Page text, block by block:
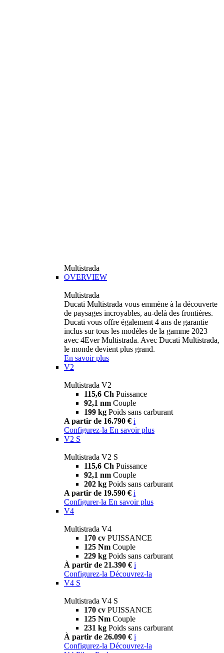
Multistrada
OVERVIEW
Multistrada
Ducati Multistrada vous emmène à la découverte
de paysages incroyables, au-delà des frontières.
Ducati vous offre également 4 ans de garantie
inclus sur tous les modèles de la gamme 2023
avec 4Ever Multistrada. Avec Ducati Multistrada,
le monde devient plus grand.
En savoir plus
V2
Multistrada V2
115,6 Ch Puissance
92,1 nm Couple
199 kg Poids sans carburant
A partir de 16.790 € i
Configurez-la En savoir plus
V2 S
Multistrada V2 S
115,6 Ch Puissance
92,1 nm Couple
202 kg Poids sans carburant
A partir de 19.590 € i
Configurer-la En savoir plus
V4
Multistrada V4
170 cv PUISSANCE
125 Nm Couple
229 kg Poids sans carburant
À partir de 21.390 € i
Configurez-la Découvrez-la
V4 S
Multistrada V4 S
170 cv PUISSANCE
125 Nm Couple
231 kg Poids sans carburant
À partir de 26.090 € i
Configurez-la Découvrez-la